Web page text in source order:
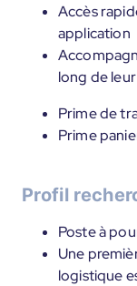
Accès
application
long de
Prime de
Prime
Profil
Poste à
Une
logistique